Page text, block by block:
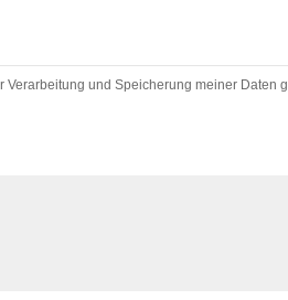
Verarbeitung und Speicherung meiner